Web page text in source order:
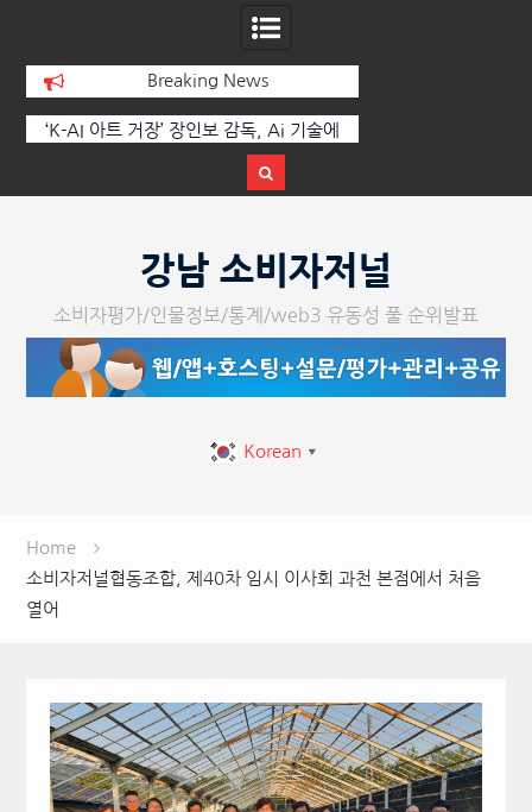
Breaking News
한국·브라질 슈퍼콘서트 올해 열린다
강남 소비자저널
소비자평가/인물정보/통계/web3 유동성 풀 순위발표
Korean ▼
Home
소비자저널협동조합, 제40차 임시 이사회 과천 본점에서 처음
열어